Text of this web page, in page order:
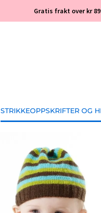
Gratis frakt over kr
STRIKKEOPPSKRIFTER OG